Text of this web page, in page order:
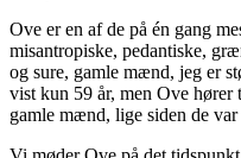
Ove er en af de på én gang
misantropiske, pedantiske,
og sure, gamle mænd, jeg er
vist kun 59 år, men Ove
gamle mænd, lige siden de var